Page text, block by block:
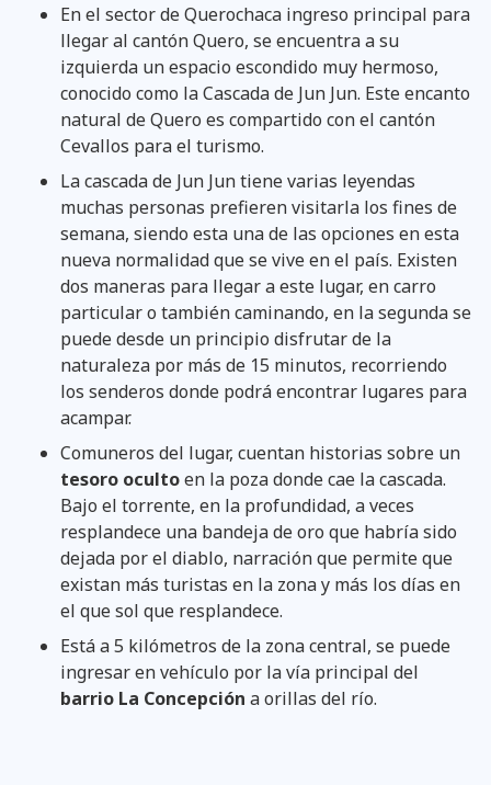
En el sector de Querochaca ingreso principal para
llegar al cantón Quero, se encuentra a su
izquierda un espacio escondido muy hermoso,
conocido como la Cascada de Jun Jun. Este encanto
natural de Quero es compartido con el cantón
Cevallos para el turismo.
La cascada de Jun Jun tiene varias leyendas
muchas personas prefieren visitarla los fines de
semana, siendo esta una de las opciones en esta
nueva normalidad que se vive en el país. Existen
dos maneras para llegar a este lugar, en carro
particular o también caminando, en la segunda se
puede desde un principio disfrutar de la
naturaleza por más de 15 minutos, recorriendo
los senderos donde podrá encontrar lugares para
acampar.
Comuneros del lugar, cuentan historias sobre un
tesoro ocultoen la poza donde cae la cascada.
Bajo el torrente, en la profundidad, a veces
resplandece una bandeja de oro que habría sido
dejada por el diablo, narración que permite que
existan más turistas en la zona y más los días en
el que sol que resplandece.
Está a 5 kilómetros de la zona central, se puede
ingresar en vehículo por la vía principal del
barrio La Concepción a orillas del río.